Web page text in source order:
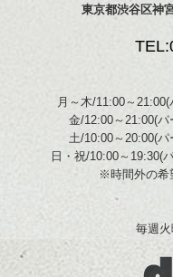
東京都渋谷区神
月～木/11:00～
金/12:00～21:00(
土/10:00～20:00(
日・祝/10:00～19:30(
※時間外の希
毎週